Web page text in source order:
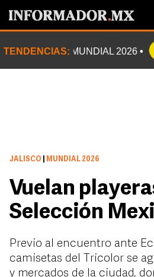
TENDENCIAS: MUNDIAL 2026
JALISCO MUNDIAL 2026
Vuelan
Selección
Previo al encuentro ante
camisetas del Tricolor se
y mercados de la ciudad,